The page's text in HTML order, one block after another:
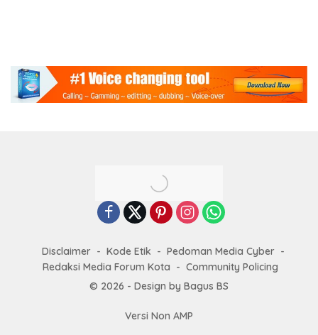
Disclaimer Kode Etik
Pedoman Media Cyber
Redaksi Media Forum Kota
Community Policing
© 2026 - Design by Bagus BS
Versi Non AMP